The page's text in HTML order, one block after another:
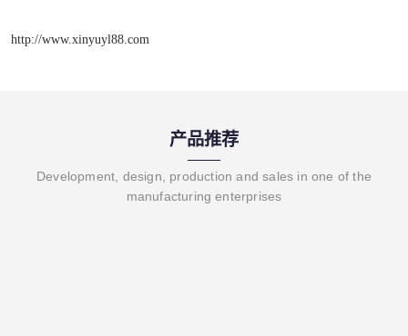
http://www.xinyuyl88.com
产品推荐
Development, design, production and sales in one of the
manufacturing enterprises